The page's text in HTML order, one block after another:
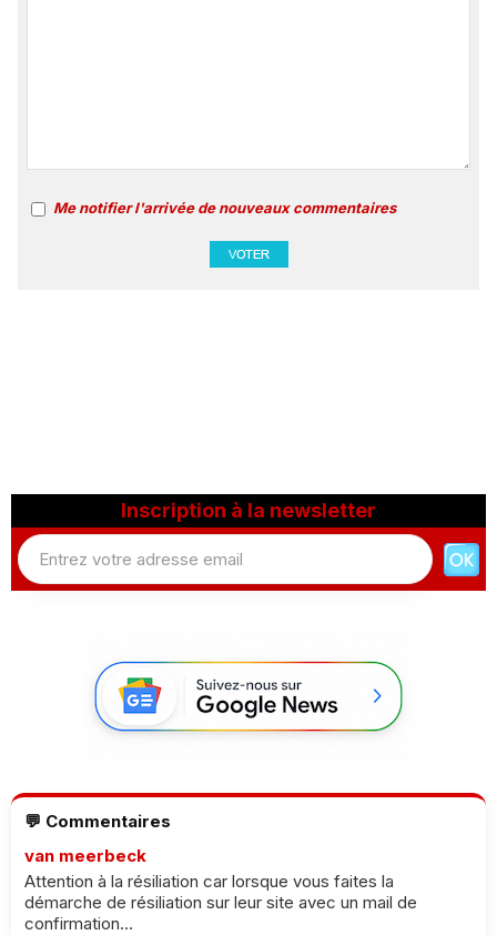
Me notifier l'arrivée de nouveaux commentaires
Inscription à la newsletter
💬 Commentaires
van meerbeck
Attention à la résiliation car lorsque vous faites la
démarche de résiliation sur leur site avec un mail de
confirmation...